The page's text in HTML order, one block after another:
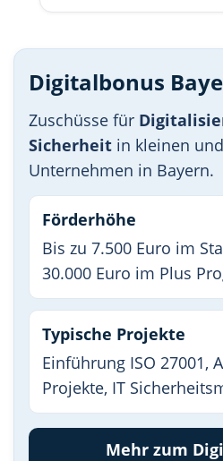
Digitalbonus
Zuschüsse für
Sicherheit in kleinen
Unternehmen in Bayern.
Förderhöhe
Bis zu 7.500 Euro im
30.000 Euro im Plus
Typische Projekte
Einführung ISO 27001,
Projekte, IT
Mehr zum